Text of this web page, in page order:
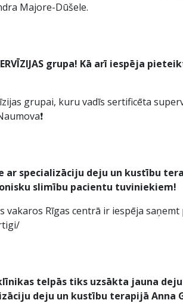
Majore-Dūšele.
grupa! Kā arī iespēja
grupai, kuru vadīs sertificēta
specializāciju deju un kustību
slimību pacientu tuviniekiem!
vakaros Rīgas centrā ir iespēja
telpās tiks uzsākta jauna
deju un kustību terapijā Anna